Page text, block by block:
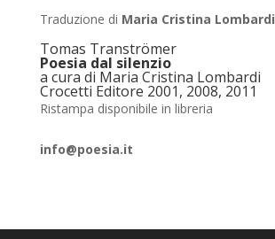
Traduzione di Maria Cristina Lombardi
Tomas Tranströmer
Poesia dal silenzio
a cura di Maria Cristina Lombardi
Crocetti Editore 2001, 2008, 2011
Ristampa disponibile in libreria
info@poesia.it